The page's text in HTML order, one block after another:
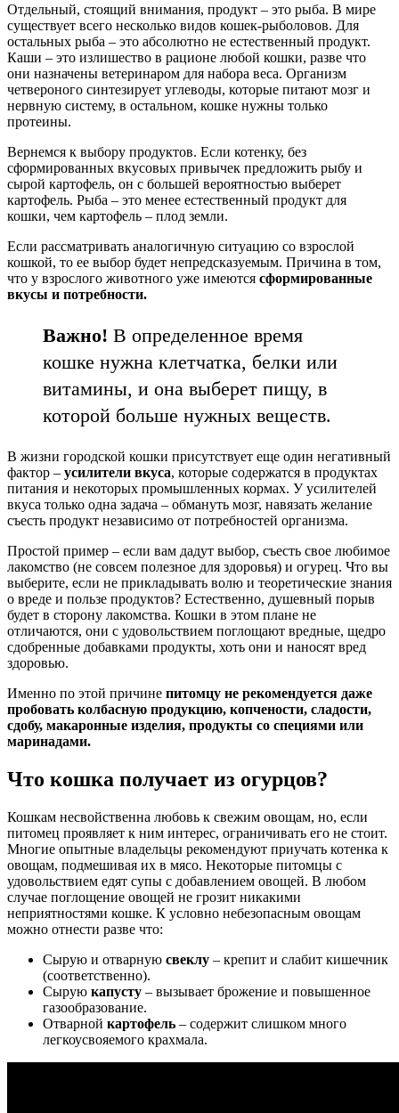
Отдельный, стоящий внимания, продукт – это рыба. В мире
существует всего несколько видов кошек-рыболовов. Для
остальных рыба – это абсолютно не естественный продукт.
Каши – это излишество в рационе любой кошки, разве что
они назначены ветеринаром для набора веса. Организм
четвероного синтезирует углеводы, которые питают мозг и
нервную систему, в остальном, кошке нужны только
протеины.
Вернемся к выбору продуктов. Если котенку, без
сформированных вкусовых привычек предложить рыбу и
сырой картофель, он с большей вероятностью выберет
картофель. Рыба – это менее естественный продукт для
кошки, чем картофель – плод земли.
Если рассматривать аналогичную ситуацию со взрослой
кошкой, то ее выбор будет непредсказуемым. Причина в том,
что у взрослого животного уже имеются сформированные
вкусы и потребности.
Важно! В определенное время
кошке нужна клетчатка, белки или
витамины, и она выберет пищу, в
которой больше нужных веществ.
В жизни городской кошки присутствует еще один негативный
фактор – усилители вкуса, которые содержатся в продуктах
питания и некоторых промышленных кормах. У усилителей
вкуса только одна задача – обмануть мозг, навязать желание
съесть продукт независимо от потребностей организма.
Простой пример – если вам дадут выбор, съесть свое любимое
лакомство (не совсем полезное для здоровья) и огурец. Что вы
выберите, если не прикладывать волю и теоретические знания
о вреде и пользе продуктов? Естественно, душевный порыв
будет в сторону лакомства. Кошки в этом плане не
отличаются, они с удовольствием поглощают вредные, щедро
сдобренные добавками продукты, хоть они и наносят вред
здоровью.
Именно по этой причине питомцу не рекомендуется даже
пробовать колбасную продукцию, копчености, сладости,
сдобу, макаронные изделия, продукты со специями или
маринадами.
Что кошка получает из огурцов?
Кошкам несвойственна любовь к свежим овощам, но, если
питомец проявляет к ним интерес, ограничивать его не стоит.
Многие опытные владельцы рекомендуют приучать котенка к
овощам, подмешивая их в мясо. Некоторые питомцы с
удовольствием едят супы с добавлением овощей. В любом
случае поглощение овощей не грозит никакими
неприятностями кошке. К условно небезопасным овощам
можно отнести разве что:
Сырую и отварную свеклу – крепит и слабит кишечник
(соответственно).
Сырую капусту – вызывает брожение и повышенное
газообразование.
Отварной картофель – содержит слишком много
легкоусвояемого крахмала.